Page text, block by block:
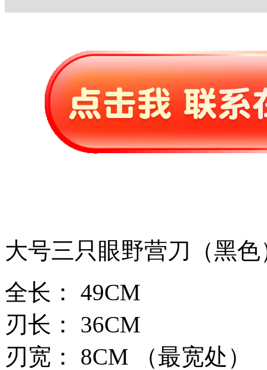
大号三只眼野营刀（黑色
全长： 49CM
刃长： 36CM
刃宽： 8CM （最宽处）